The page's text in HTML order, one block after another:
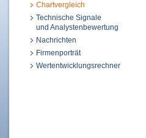
Chartvergleich
Technische Signale
und Analystenbewertung
Nachrichten
Firmenporträt
Wertentwicklungsrechner